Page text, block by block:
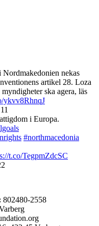
Nordmakedonien nekas
artikel 28. Loza
ska agera, läs
ykvv8RhnqJ
i Europa.
#northmacedonia
t.co/TegpmZdcSC
802480-2558